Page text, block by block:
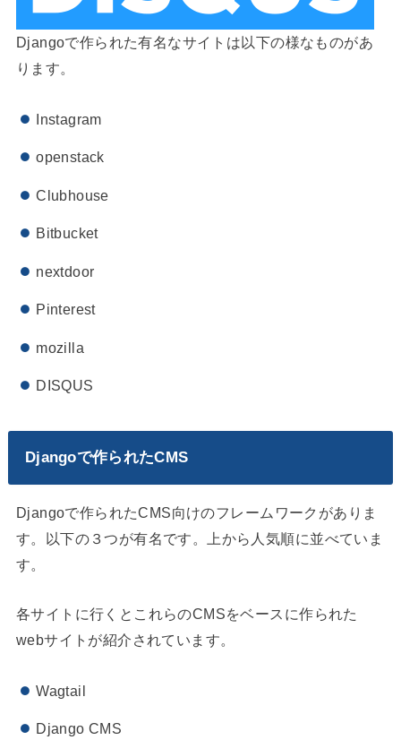
Djangoで作られた有名なサイトは以下の様なものがあ
ります。
Instagram
openstack
Clubhouse
Bitbucket
nextdoor
Pinterest
mozilla
DISQUS
Djangoで作られたCMS
Djangoで作られたCMS向けのフレームワークがありま
す。以下の３つが有名です。上から人気順に並べていま
す。
各サイトに行くとこれらのCMSをベースに作られた
webサイトが紹介されています。
Wagtail
Django CMS